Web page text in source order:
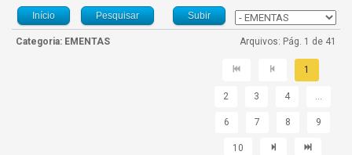
Início Pesquisar Subir
Categoria: EMENTAS Arquivos: Pág. 1 de 41
1
2 3 4 ...
6 7 8 9
10